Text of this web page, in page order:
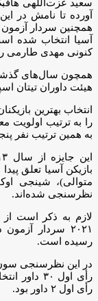
سعید عزت‌اللهی
آورده تا نامش در
همچنین سردار آزمون
آسیا انتخاب شده
کنونی مهدی طارمی
همچون سال‌های
هیئت داوران تیتان
به همین ترتیب نفر پنجم ۱ امتیاز کسب
متوالی)، شینجی
نظرسنجی شده‌اند.
۲۰۲۱ سردار
رسیده است.
رأی اول ۲ داور بود.